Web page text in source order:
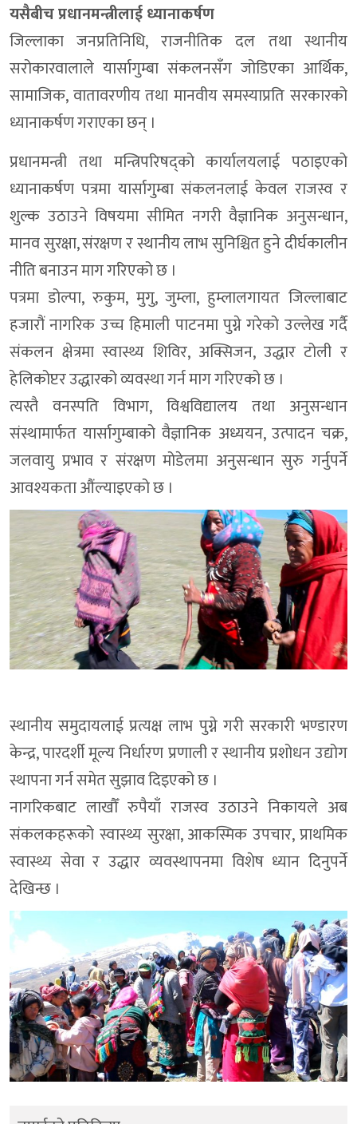
यसैबीच प्रधानमन्त्रीलाई ध्यानाकर्षण
जिल्लाका जनप्रतिनिधि, राजनीतिक दल तथा स्थानीय
सरोकारवालाले यार्सागुम्बा संकलनसँग जोडिएका आर्थिक,
सामाजिक, वातावरणीय तथा मानवीय समस्याप्रति सरकारको
ध्यानाकर्षण गराएका छन् ।
प्रधानमन्त्री तथा मन्त्रिपरिषद्को कार्यालयलाई पठाइएको
ध्यानाकर्षण पत्रमा यार्सागुम्बा संकलनलाई केवल राजस्व र
शुल्क उठाउने विषयमा सीमित नगरी वैज्ञानिक अनुसन्धान,
मानव सुरक्षा, संरक्षण र स्थानीय लाभ सुनिश्चित हुने दीर्घकालीन
नीति बनाउन माग गरिएको छ ।
पत्रमा डोल्पा, रुकुम, मुगु, जुम्ला, हुम्लालगायत जिल्लाबाट
हजारौं नागरिक उच्च हिमाली पाटनमा पुग्ने गरेको उल्लेख गर्दै
संकलन क्षेत्रमा स्वास्थ्य शिविर, अक्सिजन, उद्धार टोली र
हेलिकोप्टर उद्धारको व्यवस्था गर्न माग गरिएको छ ।
त्यस्तै वनस्पति विभाग, विश्वविद्यालय तथा अनुसन्धान
संस्थामार्फत यार्सागुम्बाको वैज्ञानिक अध्ययन, उत्पादन चक्र,
जलवायु प्रभाव र संरक्षण मोडेलमा अनुसन्धान सुरु गर्नुपर्ने
आवश्यकता औंल्याइएको छ ।
स्थानीय समुदायलाई प्रत्यक्ष लाभ पुग्ने गरी सरकारी भण्डारण
केन्द्र, पारदर्शी मूल्य निर्धारण प्रणाली र स्थानीय प्रशोधन उद्योग
स्थापना गर्न समेत सुझाव दिइएको छ ।
नागरिकबाट लाखौँ रुपैयाँ राजस्व उठाउने निकायले अब
संकलकहरूको स्वास्थ्य सुरक्षा, आकस्मिक उपचार, प्राथमिक
स्वास्थ्य सेवा र उद्धार व्यवस्थापनमा विशेष ध्यान दिनुपर्ने
देखिन्छ ।